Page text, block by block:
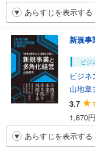
あらすじを表示する
新規事
ビジ
ビジネ
山地章
3.7
1,870
あらすじを表示する